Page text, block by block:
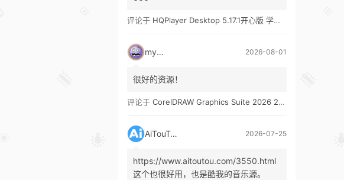
评论于 HQPlayer Desktop 5.17.1开心版 学习版&HQPlayer Embedded 5.17.2开心版 学习版
mypw 2026-08-01
很好的资源！
评论于 CorelDRAW Graphics Suite 2026 27.1 多语言 开心版 学习版 by KpoJIuK
AiTouTou 2026-07-25
https://www.aitoutou.com/3550.html
这个也很好用，也是酷我的音乐源。